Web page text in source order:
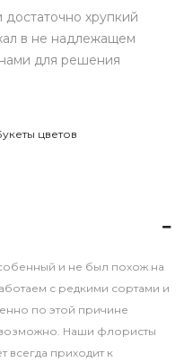
хрупкий
в не надлежащем
для решения
цветов
и не был похож на
с редкими сортами и
по этой причине
возможно. Наши флористы
всегда приходит к